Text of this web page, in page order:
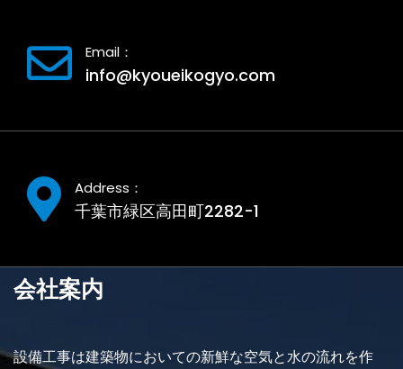
Email：
info@kyoueikogyo.com
Address：
千葉市緑区高田町2282-1
会社案内
設備工事は建築物においての新鮮な空気と水の流れを作